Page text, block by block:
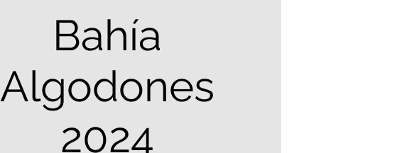
Bahía
Algodones
2024